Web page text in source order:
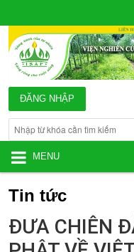
ĐĂNG NHẬP
MENU
Tin tức
ĐƯA CHIÊN